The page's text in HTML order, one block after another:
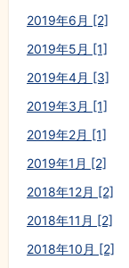
2019年6月 [2]
2019年5月 [1]
2019年4月 [3]
2019年3月 [1]
2019年2月 [1]
2019年1月 [2]
2018年12月 [2]
2018年11月 [2]
2018年10月 [2]